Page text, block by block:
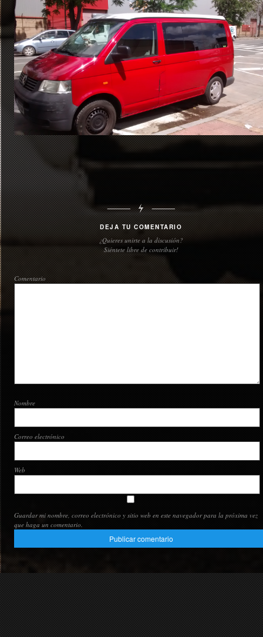
DEJA TU COMENTARIO
¿Quieres unirte a la discusión?
Siéntete libre de contribuir!
Comentario
Nombre
Correo electrónico
Web
Guardar mi nombre, correo electrónico y sitio web en este navegador para la próxima vez
que haga un comentario.